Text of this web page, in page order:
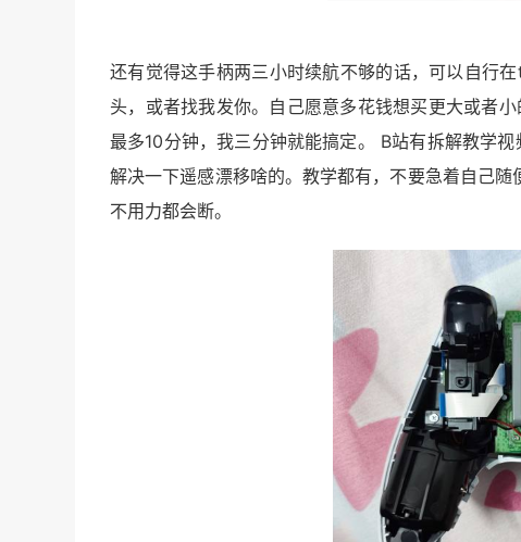
还有觉得这手柄两三小时续航不够的话，可以自行
头，或者找我发你。自己愿意多花钱想买更大或者
最多10分钟，我三分钟就能搞定。 B站有拆解教学
解决一下遥感漂移啥的。教学都有，不要急着自己
不用力都会断。